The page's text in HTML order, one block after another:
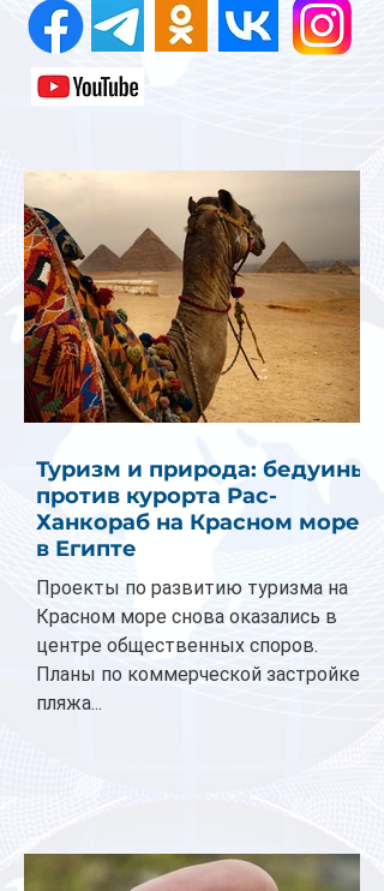
Туризм и природа: бедуины
против курорта Рас-
Ханкораб на Красном море
в Египте
Проекты по развитию туризма на
Красном море снова оказались в
центре общественных споров.
Планы по коммерческой застройке
пляжа...